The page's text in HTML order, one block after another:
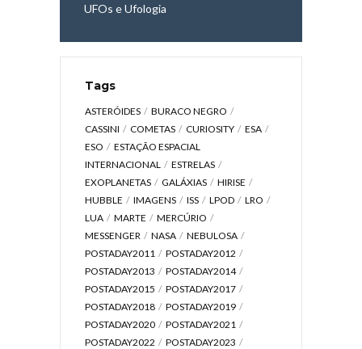
UFOs e Ufologia
Tags
ASTERÓIDES
BURACO NEGRO
CASSINI
COMETAS CURIOSITY
ESA
ESO
ESTAÇÃO ESPACIAL
INTERNACIONAL
ESTRELAS
EXOPLANETAS
GALÁXIAS
HIRISE
HUBBLE
IMAGENS ISS LPOD
LRO
LUA
MARTE
MERCÚRIO
MESSENGER
NASA
NEBULOSA
POSTADAY2011
POSTADAY2012
POSTADAY2013
POSTADAY2014
POSTADAY2015
POSTADAY2017
POSTADAY2018
POSTADAY2019
POSTADAY2020
POSTADAY2021
POSTADAY2022
POSTADAY2023